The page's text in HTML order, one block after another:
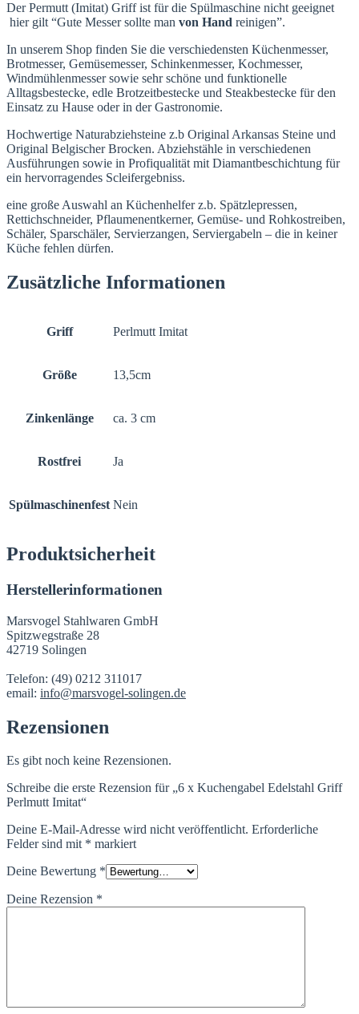
Der Permutt (Imitat) Griff ist für die Spülmaschine nicht geeignet
hier gilt “Gute Messer sollte man von Hand reinigen”.
In unserem Shop finden Sie die verschiedensten Küchenmesser,
Brotmesser, Gemüsemesser, Schinkenmesser, Kochmesser,
Windmühlenmesser sowie sehr schöne und funktionelle
Alltagsbestecke, edle Brotzeitbestecke und Steakbestecke für den
Einsatz zu Hause oder in der Gastronomie.
Hochwertige Naturabziehsteine z.b Original Arkansas Steine und
Original Belgischer Brocken. Abziehstähle in verschiedenen
Ausführungen sowie in Profiqualität mit Diamantbeschichtung für
ein hervorragendes Scleifergebniss.
eine große Auswahl an Küchenhelfer z.b. Spätzlepressen,
Rettichschneider, Pflaumenentkerner, Gemüse- und Rohkostreiben,
Schäler, Sparschäler, Servierzangen, Serviergabeln – die in keiner
Küche fehlen dürfen.
Zusätzliche Informationen
Griff Perlmutt Imitat
Größe 13,5cm
Zinkenlänge ca. 3 cm
Rostfrei Ja
Spülmaschinenfest Nein
Produktsicherheit
Herstellerinformationen
Marsvogel Stahlwaren GmbH
Spitzwegstraße 28
42719 Solingen
Telefon: (49) 0212 311017
email: info@marsvogel-solingen.de
Rezensionen
Es gibt noch keine Rezensionen.
Schreibe die erste Rezension für „6 x Kuchengabel Edelstahl Griff
Perlmutt Imitat“
Deine E-Mail-Adresse wird nicht veröffentlicht. Erforderliche
Felder sind mit * markiert
Deine Bewertung *
Deine Rezension *